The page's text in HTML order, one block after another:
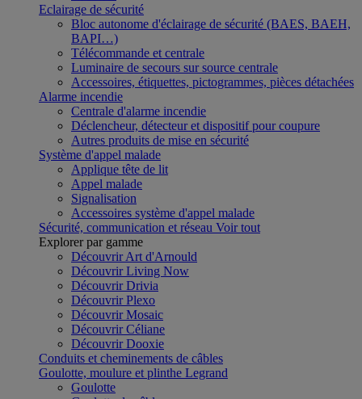
Eclairage de sécurité
Bloc autonome d'éclairage de sécurité (BAES, BAEH,
BAPI…)
Télécommande et centrale
Luminaire de secours sur source centrale
Accessoires, étiquettes, pictogrammes, pièces détachées
Alarme incendie
Centrale d'alarme incendie
Déclencheur, détecteur et dispositif pour coupure
Autres produits de mise en sécurité
Système d'appel malade
Applique tête de lit
Appel malade
Signalisation
Accessoires système d'appel malade
Sécurité, communication et réseau Voir tout
Explorer par gamme
Découvrir Art d'Arnould
Découvrir Living Now
Découvrir Drivia
Découvrir Plexo
Découvrir Mosaic
Découvrir Céliane
Découvrir Dooxie
Conduits et cheminements de câbles
Goulotte, moulure et plinthe Legrand
Goulotte